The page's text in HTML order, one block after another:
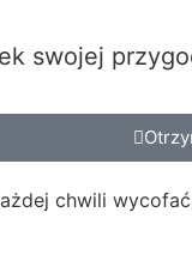
swojej
chwili